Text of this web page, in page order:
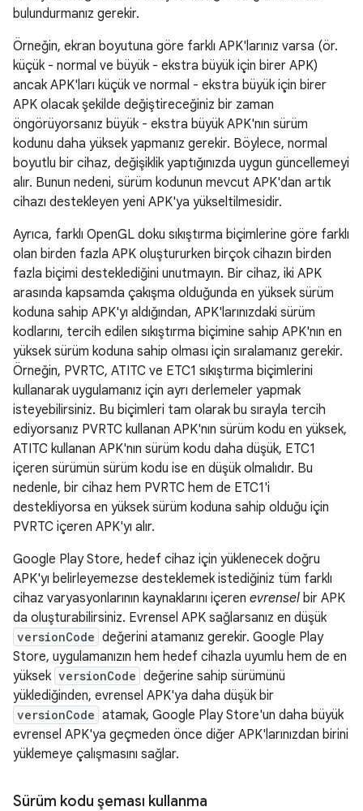
bulundurmanız gerekir.
Örneğin, ekran boyutuna göre farklı APK'larınız varsa (ör.
küçük - normal ve büyük - ekstra büyük için birer APK)
ancak APK'ları küçük ve normal - ekstra büyük için birer
APK olacak şekilde değiştireceğiniz bir zaman
öngörüyorsanız büyük - ekstra büyük APK'nın sürüm
kodunu daha yüksek yapmanız gerekir. Böylece, normal
boyutlu bir cihaz, değişiklik yaptığınızda uygun güncellemeyi
alır. Bunun nedeni, sürüm kodunun mevcut APK'dan artık
cihazı destekleyen yeni APK'ya yükseltilmesidir.
Ayrıca, farklı OpenGL doku sıkıştırma biçimlerine göre farklı
olan birden fazla APK oluştururken birçok cihazın birden
fazla biçimi desteklediğini unutmayın. Bir cihaz, iki APK
arasında kapsamda çakışma olduğunda en yüksek sürüm
koduna sahip APK'yı aldığından, APK'larınızdaki sürüm
kodlarını, tercih edilen sıkıştırma biçimine sahip APK'nın en
yüksek sürüm koduna sahip olması için sıralamanız gerekir.
Örneğin, PVRTC, ATITC ve ETC1 sıkıştırma biçimlerini
kullanarak uygulamanız için ayrı derlemeler yapmak
isteyebilirsiniz. Bu biçimleri tam olarak bu sırayla tercih
ediyorsanız PVRTC kullanan APK'nın sürüm kodu en yüksek,
ATITC kullanan APK'nın sürüm kodu daha düşük, ETC1
içeren sürümün sürüm kodu ise en düşük olmalıdır. Bu
nedenle, bir cihaz hem PVRTC hem de ETC1'i
destekliyorsa en yüksek sürüm koduna sahip olduğu için
PVRTC içeren APK'yı alır.
Google Play Store, hedef cihaz için yüklenecek doğru
APK'yı belirleyemezse desteklemek istediğiniz tüm farklı
cihaz varyasyonlarının kaynaklarını içeren evrensel bir APK
da oluşturabilirsiniz. Evrensel APK sağlarsanız en düşük
versionCode değerini atamanız gerekir. Google Play
Store, uygulamanızın hem hedef cihazla uyumlu hem de en
yüksek versionCode değerine sahip sürümünü
yüklediğinden, evrensel APK'ya daha düşük bir
versionCode atamak, Google Play Store'un daha büyük
evrensel APK'ya geçmeden önce diğer APK'larınızdan birini
yüklemeye çalışmasını sağlar.
Sürüm kodu şeması kullanma